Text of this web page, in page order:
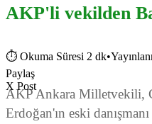
AKP'li vekilden
⏱ Okuma Süresi 2 dk•
Paylaş
X Post
AKP Ankara Milletvekili,
Erdoğan'ın eski